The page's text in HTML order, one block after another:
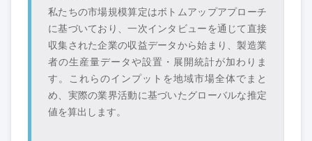
私たちの市場規模算定はボトムアップアプローチ
に基づいており、一次インタビューを通じて直接
収集された企業の収益データから始まり、製造業
者の生産量データや設置・展開統計が加わりま
す。これらのインプットを地域市場全体でまと
め、実際の業界活動に基づいたグローバルな推定
値を算出します。